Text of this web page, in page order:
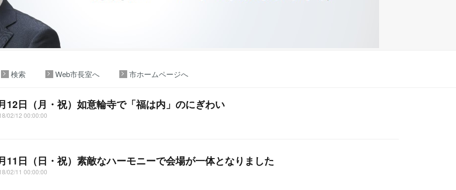
検索 Web市長室へ 市ホームページへ
12日（月・祝）如意輪寺で「福は内」のにぎわい
02/12 00:00:00
11日（日・祝）素敵なハーモニーで会場が一体となりました
02/11 00:00:00